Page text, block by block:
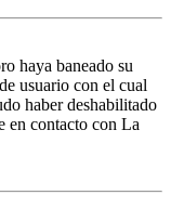
haya baneado su
usuario con el cual
haber deshabilitado
en contacto con La